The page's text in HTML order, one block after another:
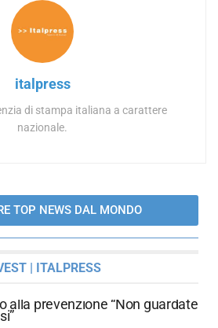
italpress
di stampa italiana a carattere
nazionale.
TOP NEWS DAL MONDO
| ITALPRESS
alla prevenzione “Non guardate